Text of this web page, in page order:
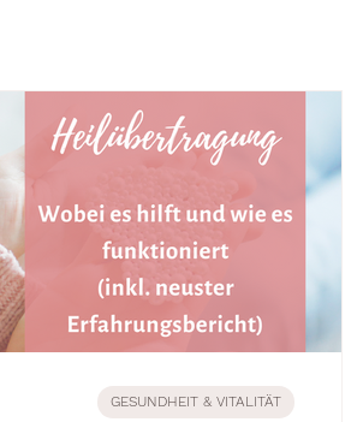
GESUNDHEIT & VITALITÄT